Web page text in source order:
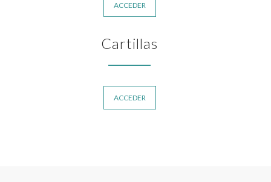
ACCEDER
Cartillas
ACCEDER